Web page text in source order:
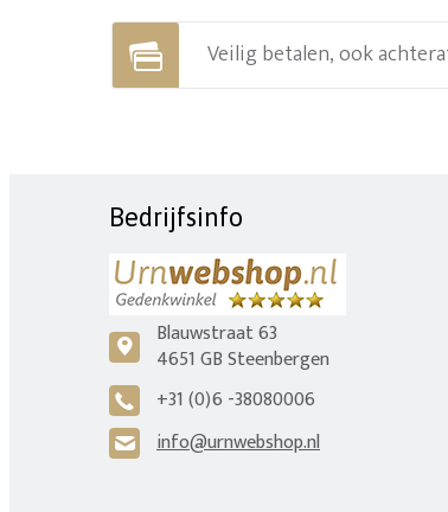
Veilig betalen, ook
Bedrijfsinfo
c
Blauwstraat 63
4651 GB Steenbergen
A +31 (0)6 -38080006
H info@urnwebshop.nl